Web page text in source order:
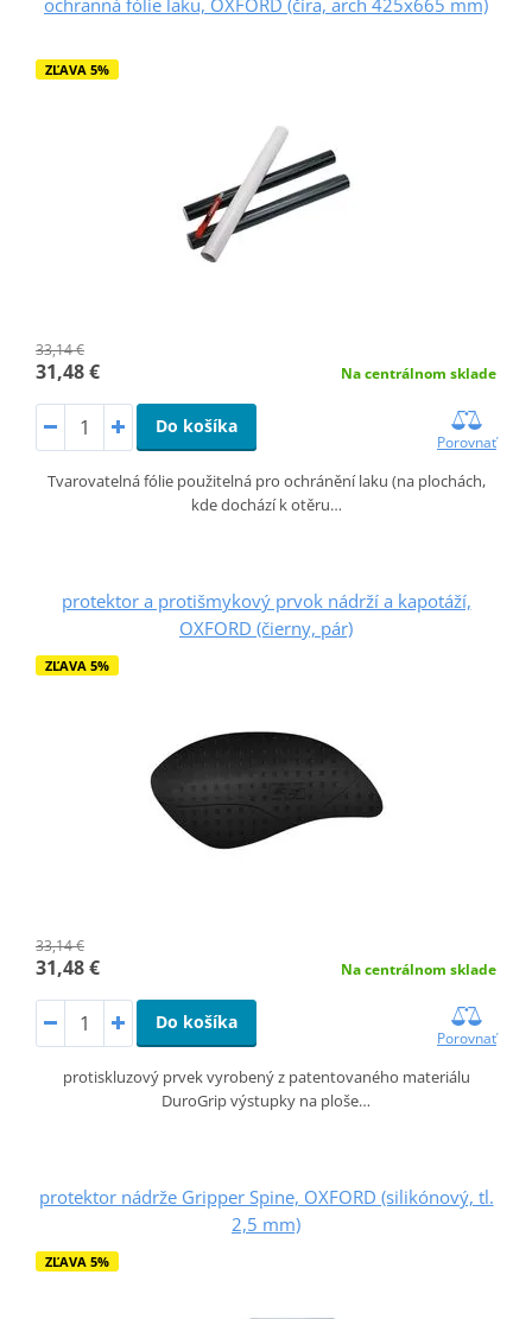
ochranná fólie laku, OXFORD (číra, arch 425x665 mm)
ZĽAVA 5%
33,14 €
31,48 € Na centrálnom sklade
Do košíka
Porovnať
Tvarovatelná fólie použitelná pro ochránění laku (na plochách,
kde dochází k otěru…
protektor a protišmykový prvok nádrží a kapotáží,
OXFORD (čierny, pár)
ZĽAVA 5%
33,14 €
31,48 € Na centrálnom sklade
Do košíka
Porovnať
protiskluzový prvek vyrobený z patentovaného materiálu
DuroGrip výstupky na ploše…
protektor nádrže Gripper Spine, OXFORD (silikónový, tl.
2,5 mm)
ZĽAVA 5%